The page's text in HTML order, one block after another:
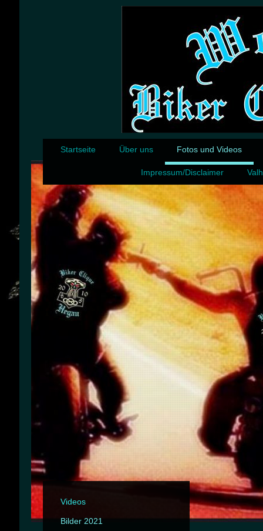
Startseite Über uns Fotos und Videos
Impressum/Disclaimer
Videos
Bilder 2021